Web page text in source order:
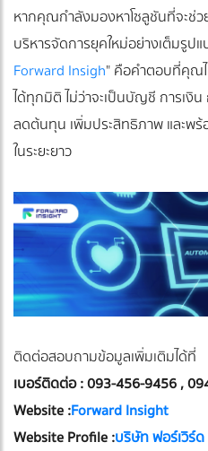
หากคุณกำลังมองหาโซลูชันที่จะช่
บริหารจัดการยุคใหม่อย่างเต็มรูป
Forward Insigh" คือคำตอบที่คุณ
ได้ทุกมิติ ไม่ว่าจะเป็นบัญชี การเงิ
ลดต้นทุน เพิ่มประสิทธิภาพ และพ
ในระยะยาว
ติดต่อสอบถามข้อมูลเพิ่มเติมได้ที่
เบอร์ติดต่อ : 093-456-9456 ,
Website :Forward Insight
Website Profile :บริษัท ฟอร์เวิร์